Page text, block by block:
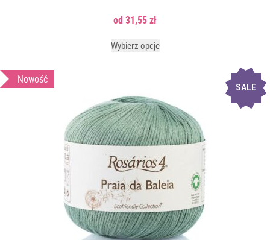
31,55zł
Wybierz opcje
SALE
Nowość